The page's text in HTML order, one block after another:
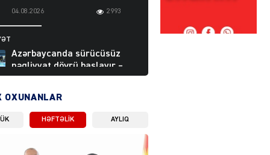
04.08.2026 2993
Azərbaycanda sürücüsüz
nəqliyyat dövrü başlayır –
BELƏ işləyəcək
04.08.2026
layihəsi ilə bağlı AÇIQLAMA
OXUNANLAR
HƏFTƏLIK AYLIQ